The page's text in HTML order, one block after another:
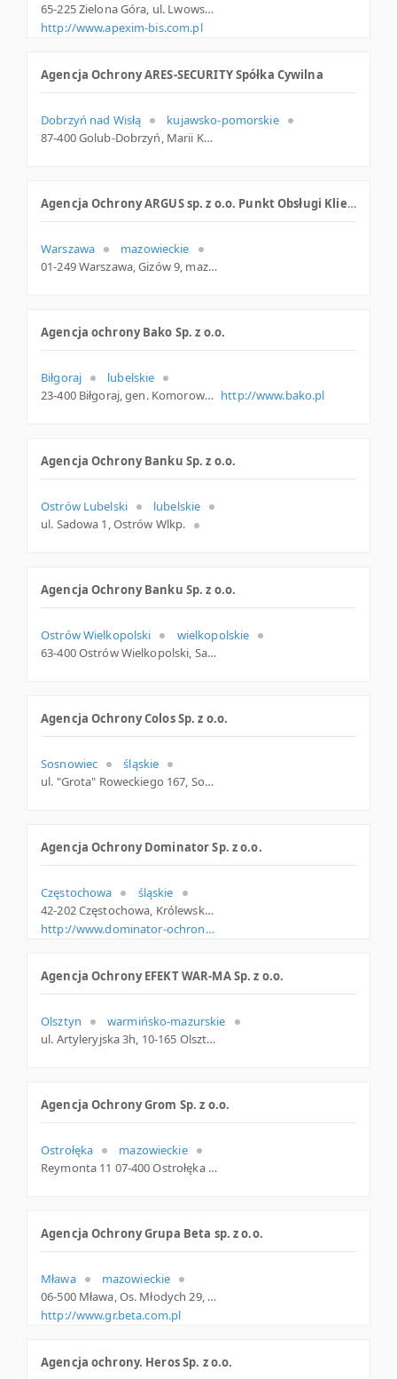
65-225 Zielona Góra, ul. Lwowska 25, lubuskie
http://www.apexim-bis.com.pl
Agencja Ochrony ARES-SECURITY Spółka Cywilna
Dobrzyń nad Wisłą
kujawsko-pomorskie
87-400 Golub-Dobrzyń, Marii Konopnickiej 3B, kujawsko-pomorskie
Agencja Ochrony ARGUS sp. z o.o. Punkt Obsługi Klienta Zakład Pracy Chronionej
Warszawa
mazowieckie
01-249 Warszawa, Gizów 9, mazowieckie
Agencja ochrony Bako Sp. z o.o.
Biłgoraj
lubelskie
23-400 Biłgoraj, gen. Komorowskiego 3, woj. Lubelskie, pow. Biłgorajski, gm. Biłgoraj http://www.bako.pl
Agencja Ochrony Banku Sp. z o.o.
Ostrów Lubelski
lubelskie
ul. Sadowa 1, Ostrów Wlkp.
Agencja Ochrony Banku Sp. z o.o.
Ostrów Wielkopolski
wielkopolskie
63-400 Ostrów Wielkopolski, Sadowa 1, woj. Wielkopolskie, pow. Ostrowski, gm. Ostrów Wielkopolski
Agencja Ochrony Colos Sp. z o.o.
Sosnowiec
śląskie
ul. "Grota" Roweckiego 167, Sosnowiec
Agencja Ochrony Dominator Sp. z o.o.
Częstochowa
śląskie
42-202 Częstochowa, Królewska 69, woj. Śląskie, pow. Częstochowa, gm. Częstochowa
http://www.dominator-ochrona.pl
Agencja Ochrony EFEKT WAR-MA Sp. z o.o.
Olsztyn
warmińsko-mazurskie
ul. Artyleryjska 3h, 10-165 Olsztyn, warmińsko-mazurskie
Agencja Ochrony Grom Sp. z o.o.
Ostrołęka
mazowieckie
Reymonta 11 07-400 Ostrołęka Polska
Agencja Ochrony Grupa Beta sp. z o.o.
Mława
mazowieckie
06-500 Mława, Os. Młodych 29, mazowieckie
http://www.gr.beta.com.pl
Agencja ochrony. Heros Sp. z o.o.